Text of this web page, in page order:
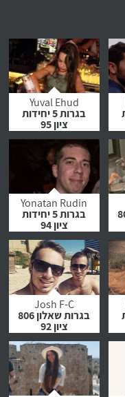
Yuval Ehud
בגרות 5 יחידות
ציון 95
לחץ לצפייה
בהמלצה
Yonatan Rudin
בגרות 5 יחידות
ציון 94
לחץ לצפייה
בהמלצה
Josh F-C
בגרות שאלון 806
ציון 92
לחץ לצפייה
בהמלצה